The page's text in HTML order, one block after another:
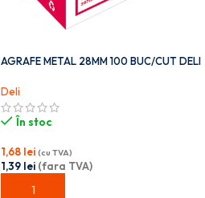
AGRAFE METAL 28MM 100 BUC/CUT DELI
Deli
În stoc
1,68 lei (cu TVA)
1,39 lei (fara TVA)
ADAUGĂ ÎN COȘ